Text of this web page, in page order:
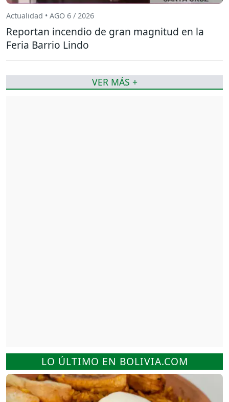
LO ÚLTIMO EN BOLIVIA.COM
Actualidad • AGO 6 / 2026
Reportan incendio de gran magnitud en la
Feria Barrio Lindo
VER MÁS +